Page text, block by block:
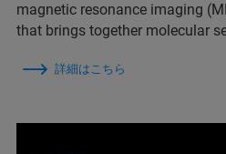
magnetic resonance imaging
that brings together molecular
詳細はこちら